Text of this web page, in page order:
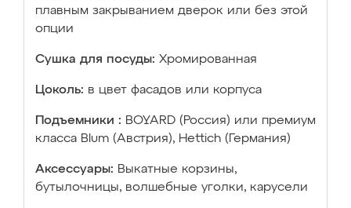
плавным закрыванием дверок или без этой
опции
Сушка для посуды: Хромированная
Цоколь: в цвет фасадов или корпуса
Подъемники : BOYARD (Россия) или премиум
класса Blum (Австрия), Hettich (Германия)
Аксессуары: Выкатные корзины,
бутылочницы, волшебные уголки, карусели